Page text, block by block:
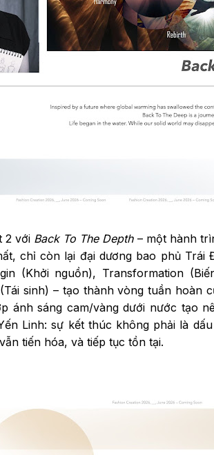
2 với Back To The Depth– một hành
chỉ còn lại đại dương bao phủ Trái
(Khởi nguồn), Transformation
sinh) – tạo thành vòng tuần hoàn
ánh sáng cam/vàng dưới nước tạo
Linh: sự kết thúc không phải là
tiến hóa, và tiếp tục tồn tại.